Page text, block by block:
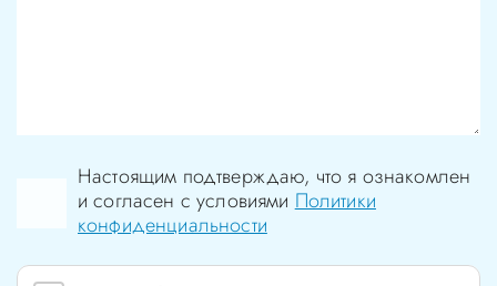
Настоящим подтверждаю, что я ознакомлен
и согласен с условиямиПолитики
конфиденциальности